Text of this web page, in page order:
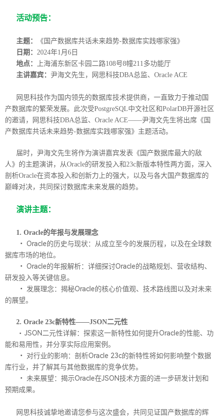
活动预告：
主题：
《国产数据库共话未来趋势-数据库实践哪家强》
日期：2024年1月6日
地点：
上海浦东新区卡园二路108号8幢211多功能厅
主讲嘉宾：尹海文先生，网思科技DBA总监、Oracle ACE
网思科技作为国内领先的数据库技术提供商，一直致力于推动国
产数据库的繁荣发展。此次受PostgreSQL中文社区和PolarDB开源社区
的邀请，网思科技DBA总监、Oracle ACE——尹海文先生将出席《国
产数据库共话未来趋势-数据库实践哪家强》主题活动。
届时，尹海文先生将作为演讲嘉宾发表《国产数据库最大的敌
人》的主题演讲，从Oracle的研发投入和23c新版本特性两方面，深入
剖析Oracle在资本投入和创新力上的强大，以及与各大国产数据库的
巅峰对决，共同探讨数据库未来发展的趋势。
演讲主题：
1. Oracle的年报与发展理念
• Oracle的历史与现状：从成立至今的发展历程，以及在全球数
据库市场的地位。
•Oracle的年报解析：详细探讨Oracle的战略规划、营收结构、
研发投入等关键信息。
• 发展理念：揭秘Oracle的核心价值观、技术路线图以及对未来
的展望。
2. Oracle 23c新特性——JSON二元性
•JSON二元性详解：探索这一新特性如何提升Oracle的性能、功
能和易用性，并分享实际应用案例。
• 对行业的影响：剖析Oracle 23c的新特性将如何影响整个数据
库行业，并了解其与其他数据库的竞争优势。
• 未来展望：揭示Oracle在JSON技术方面的进一步研发计划和
预期成果。
网思科技诚挚地邀请您参与这次盛会，共同见证国产数据库的辉